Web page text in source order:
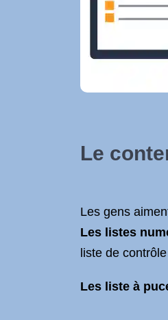
Le
Les gens
Les listes
liste de
Les liste à